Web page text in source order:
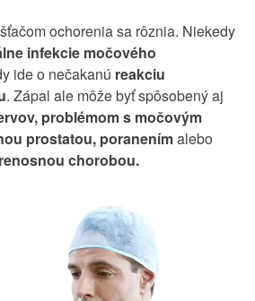
ochorenia sa rôznia. Niekedy
infekcie močového
ide o nečakanú reakciu
. Zápal ale môže byť spôsobený aj
problémom s močovým
prostatou, poranenímalebo
chorobou.